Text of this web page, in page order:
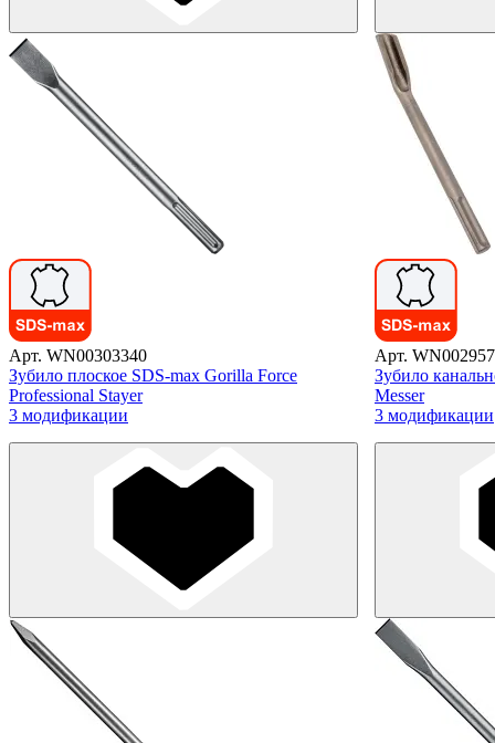
Арт. WN00303340
Зубило плоское SDS-max Gorilla Force
Professional Stayer
3 модификации
Арт.
Зубило
Messer
3 модификации